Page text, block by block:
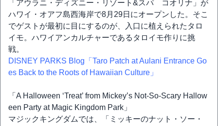
「アウラニ・ディズニー・リゾート&スパ コオリナ」が
ハワイ・オアフ島西海岸で8月29日にオープンした。そこ
でゲストが最初に目にするのが、入口に植えられたタロ
イモ。ハワイアンカルチャーであるタロイモ作りに挑
戦。
DISNEY PARKS Blog「Taro Patch at Aulani Entrance Go
es Back to the Roots of Hawaiian Culture」
「A Halloween ‘Treat’ from Mickey’s Not-So-Scary Hallow
een Party at Magic Kingdom Park」
マジックキングダムでは、「ミッキーのナット・ソー・